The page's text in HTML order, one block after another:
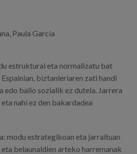
Paula García
estruktural eta normalizatu bat
biztanleriaren zati handi
balio sozialik ez dutela. Jarrera
nahi ez den bakardadea
modu estrategikoan eta jarraituan
belaunaldien arteko harremanak